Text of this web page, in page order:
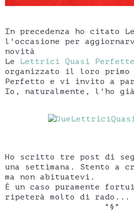
In precedenza ho citato
l'occasione per
novità
Le Lettrici Quasi Perfette
organizzato il loro primo
Perfetto e vi invito a
Io, naturalmente, l'ho
Ho scritto tre post di
una settimana. Stento a
ma non abituatevi.
È un caso puramente
ripeterà molto di rado...
°§°